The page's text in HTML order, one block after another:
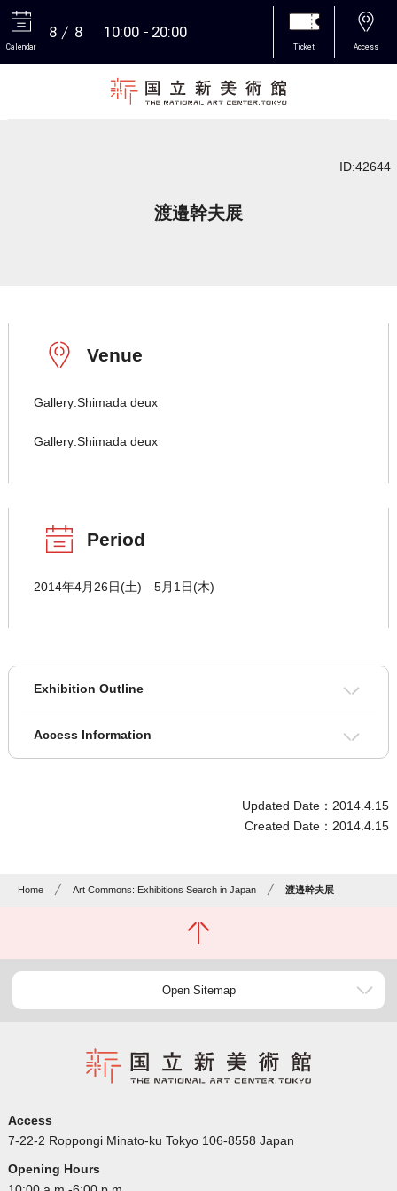
Calendar
8 8 10:00 20:00
Ticket Access
ID:42644
渡邉幹夫展
Venue
Gallery:Shimada deux
Gallery:Shimada deux
Period
2014年4月26日(土)―5月1日(木)
Exhibition Outline
Access Information
Updated Date：2014.4.15
Created Date：2014.4.15
Home Art Commons: Exhibitions Search in Japan 渡邉幹夫展
Open Sitemap
Access
7-22-2 Roppongi Minato-ku Tokyo 106-8558 Japan
Opening Hours